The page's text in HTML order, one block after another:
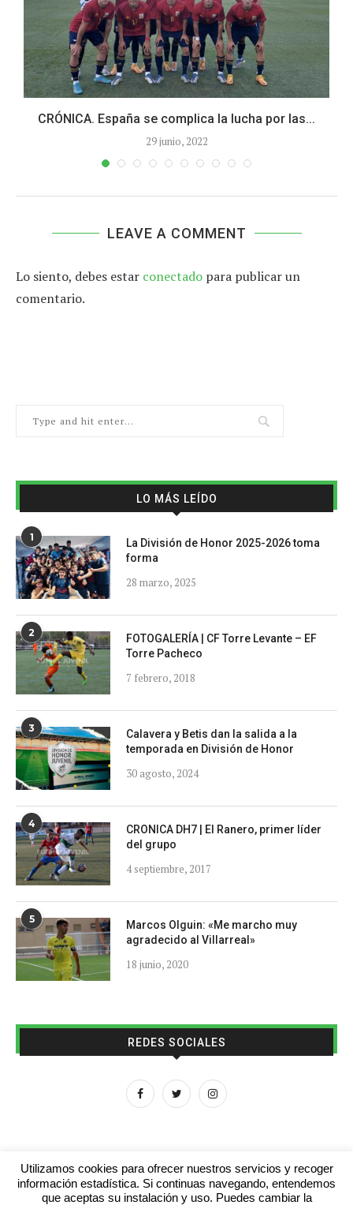
CRÓNICA. España se complica la lucha por las...
29 junio, 2022
LEAVE A COMMENT
Lo siento, debes estar conectado para publicar un
comentario.
LO MÁS LEÍDO
1
La División de Honor 2025-2026 toma
forma
28 marzo, 2025
2
FOTOGALERÍA | CF Torre Levante – EF
Torre Pacheco
7 febrero, 2018
3
Calavera y Betis dan la salida a la
temporada en División de Honor
30 agosto, 2024
4
CRONICA DH7 | El Ranero, primer líder
del grupo
4 septiembre, 2017
5
Marcos Olguin: «Me marcho muy
agradecido al Villarreal»
18 junio, 2020
REDES SOCIALES
Utilizamos cookies para ofrecer nuestros servicios y recoger
información estadística. Si continuas navegando, entendemos
que aceptas su instalación y uso. Puedes cambiar la